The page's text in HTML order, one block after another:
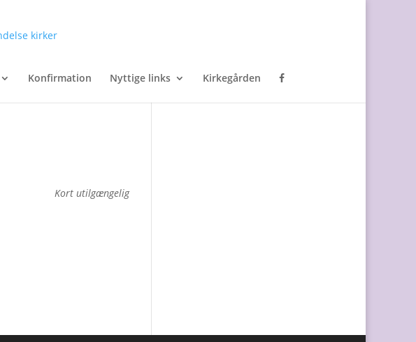
Konfirmation Nyttige links Kirkegården
Kort utilgængelig